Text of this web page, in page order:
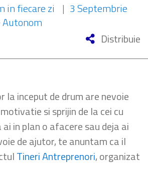
in fiecare zi | 3 Septembrie
Autonom
Distribuie
la inceput de drum are nevoie
si sprijin de la cei cu
in plan o afacere sau deja ai
de ajutor, te anuntam ca il
Tineri Antreprenori, organizat